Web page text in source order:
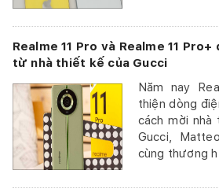
Realme 11 Pro và Realme 11
từ nhà thiết kế của Gucci
Năm nay
thiện dòng
cách mời
Gucci,
cùng thương